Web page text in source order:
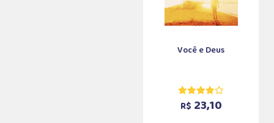
Você e Deus
R$ 23,10